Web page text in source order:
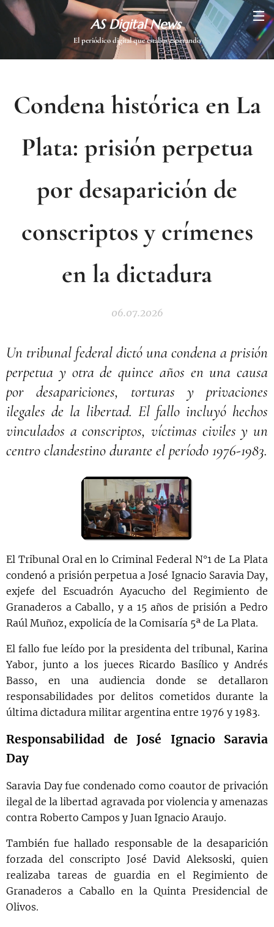
AS Digital News
El periódico digital que estabas esperando
Condena histórica en La
Plata: prisión perpetua
por desaparición de
conscriptos y crímenes
en la dictadura
06.07.2026
Un tribunal federal dictó una condena a prisión
perpetua y otra de quince años en una causa
por desapariciones, torturas y privaciones
ilegales de la libertad. El fallo incluyó hechos
vinculados a conscriptos, víctimas civiles y un
centro clandestino durante el período 1976-1983.
El Tribunal Oral en lo Criminal Federal N°1 de La Plata
condenó a prisión perpetua a José Ignacio Saravia Day,
exjefe del Escuadrón Ayacucho del Regimiento de
Granaderos a Caballo, y a 15 años de prisión a Pedro
Raúl Muñoz, expolicía de la Comisaría 5ª de La Plata.
El fallo fue leído por la presidenta del tribunal, Karina
Yabor, junto a los jueces Ricardo Basílico y Andrés
Basso, en una audiencia donde se detallaron
responsabilidades por delitos cometidos durante la
última dictadura militar argentina entre 1976 y 1983.
Responsabilidad de José Ignacio Saravia
Day
Saravia Day fue condenado como coautor de privación
ilegal de la libertad agravada por violencia y amenazas
contra Roberto Campos y Juan Ignacio Araujo.
También fue hallado responsable de la desaparición
forzada del conscripto José David Aleksoski, quien
realizaba tareas de guardia en el Regimiento de
Granaderos a Caballo en la Quinta Presidencial de
Olivos.